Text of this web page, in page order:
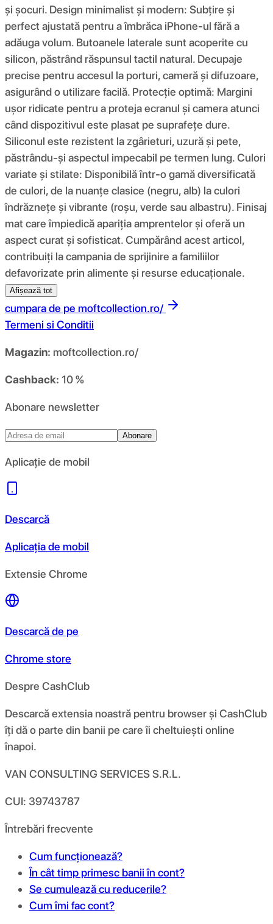
și șocuri. Design minimalist și modern: Subțire și
perfect ajustată pentru a îmbrăca iPhone-ul fără a
adăuga volum. Butoanele laterale sunt acoperite cu
silicon, păstrând răspunsul tactil natural. Decupaje
precise pentru accesul la porturi, cameră și difuzoare,
asigurând o utilizare facilă. Protecție optimă: Margini
ușor ridicate pentru a proteja ecranul și camera atunci
când dispozitivul este plasat pe suprafețe dure.
Siliconul este rezistent la zgârieturi, uzură și pete,
păstrându-și aspectul impecabil pe termen lung. Culori
variate și stilate: Disponibilă într-o gamă diversificată
de culori, de la nuanțe clasice (negru, alb) la culori
îndrăznețe și vibrante (roșu, verde sau albastru). Finisaj
mat care împiedică apariția amprentelor și oferă un
aspect curat și sofisticat. Cumpărând acest articol,
contribuiți la campania de sprijinire a familiilor
defavorizate prin alimente și resurse educaționale.
Afișează tot
cumpara de pe moftcollection.ro/
Termeni si Conditii
Magazin: moftcollection.ro/
Cashback: 10 %
Abonare newsletter
Abonare
Aplicație de mobil
Descarcă
Aplicația de mobil
Extensie Chrome
Descarcă de pe
Chrome store
Despre CashClub
Descarcă extensia noastră pentru browser și CashClub
îți dă o parte din banii pe care îi cheltuiești online
înapoi.
VAN CONSULTING SERVICES S.R.L.
CUI: 39743787
Întrebări frecvente
Cum funcționează?
În cât timp primesc banii în cont?
Se cumulează cu reducerile?
Cum îmi fac cont?